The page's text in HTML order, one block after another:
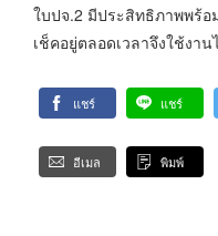
ใบปจ.2 มีประสิทธิภาพพร้อ
เช็คอยู่ตลอดเวลาจึงใช้งา
แชร์ แชร์
อีเมล พิมพ์